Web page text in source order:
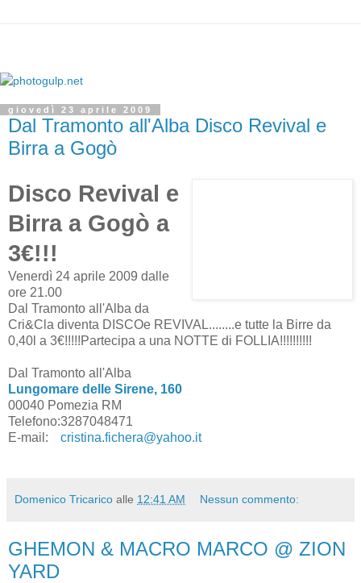
giovedì 23 aprile 2009
Dal Tramonto all'Alba Disco Revival e
Birra a Gogò
Disco Revival e
Birra a Gogò a
3€!!!
Venerdì 24 aprile 2009 dalle
ore 21.00
Dal Tramonto all'Alba da
Cri&Cla diventa DISCOe REVIVAL........e tutte la Birre da
0,40l a 3€!!!!!Partecipa a una NOTTE di FOLLIA!!!!!!!!!!
Dal Tramonto all'Alba
Lungomare delle Sirene, 160
00040 Pomezia RM
Telefono:3287048471
E-mail:
cristina.fichera@yahoo.it
Domenico Tricarico alle 12:41 AM Nessun commento:
GHEMON & MACRO MARCO @ ZION
YARD